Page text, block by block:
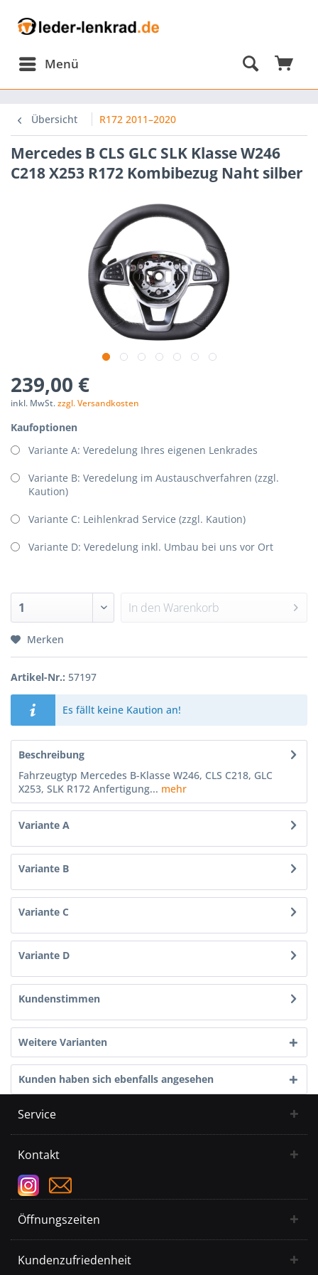
Menü
Übersicht R172 2011–2020
Mercedes B CLS GLC SLK Klasse W246
C218 X253 R172 Kombibezug Naht silber
239,00 €
inkl. MwSt.zzgl. Versandkosten
Kaufoptionen
Variante A: Veredelung Ihres eigenen Lenkrades
Variante B: Veredelung im Austauschverfahren (zzgl.
Kaution)
Variante C: Leihlenkrad Service (zzgl. Kaution)
Variante D: Veredelung inkl. Umbau bei uns vor Ort
In den Warenkorb
Merken
Artikel-Nr.: 57197
Es fällt keine Kaution an!
Beschreibung
Fahrzeugtyp Mercedes B-Klasse W246, CLS C218, GLC
X253, SLK R172 Anfertigung... mehr
Variante A
Variante B
Variante C
Variante D
Kundenstimmen
Weitere Varianten
Kunden haben sich ebenfalls angesehen
Service
Kontakt
Öffnungszeiten
Kundenzufriedenheit